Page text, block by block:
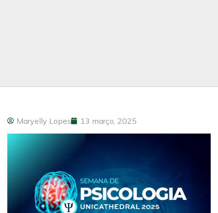
Maryelly Lopes 13 março, 2025